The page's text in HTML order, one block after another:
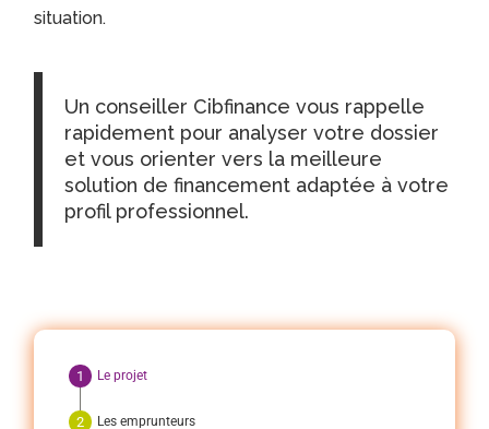
situation.
Un conseiller Cibfinance vous rappelle
rapidement pour analyser votre dossier
et vous orienter vers la meilleure
solution de financement adaptée à votre
profil professionnel.
Le projet
Les emprunteurs